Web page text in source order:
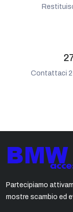
Contattaci
Partecipiamo
mostre scambio ed